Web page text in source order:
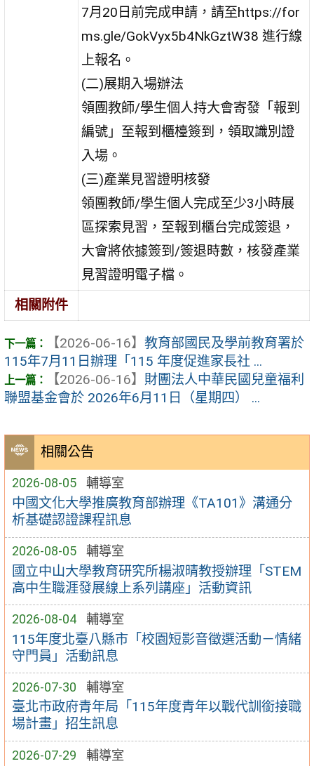
相關公告
2026-08-05 輔導室
中國文化大學推廣教育部辦理《TA101》溝通分
析基礎認證課程訊息
2026-08-05 輔導室
國立中山大學教育研究所楊淑晴教授辦理「STEM
高中生職涯發展線上系列講座」活動資訊
2026-08-04 輔導室
115年度北臺八縣市「校園短影音徵選活動－情緒
守門員」活動訊息
2026-07-30 輔導室
臺北市政府青年局「115年度青年以戰代訓銜接職
場計畫」招生訊息
2026-07-29 輔導室
7月20日前完成申請，請至https://for
ms.gle/GokVyx5b4NkGztW38 進行線
上報名。
(二)展期入場辦法
領團教師/學生個人持大會寄發「報到
編號」至報到櫃檯簽到，領取識別證
入場。
(三)產業見習證明核發
領團教師/學生個人完成至少3小時展
區探索見習，至報到櫃台完成簽退，
大會將依據簽到/簽退時數，核發產業
見習證明電子檔。
相關附件
【2026-06-16】 教育部國民及學前教育署於
115年7月11日辦理「115 年度促進家長社 ...
【2026-06-16】 財團法人中華民國兒童福利
聯盟基金會於 2026年6月11日（星期四） ...